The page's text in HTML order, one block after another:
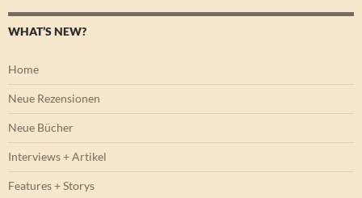
WHAT’S NEW?
Home
Neue Rezensionen
Neue Bücher
Interviews + Artikel
Features + Storys